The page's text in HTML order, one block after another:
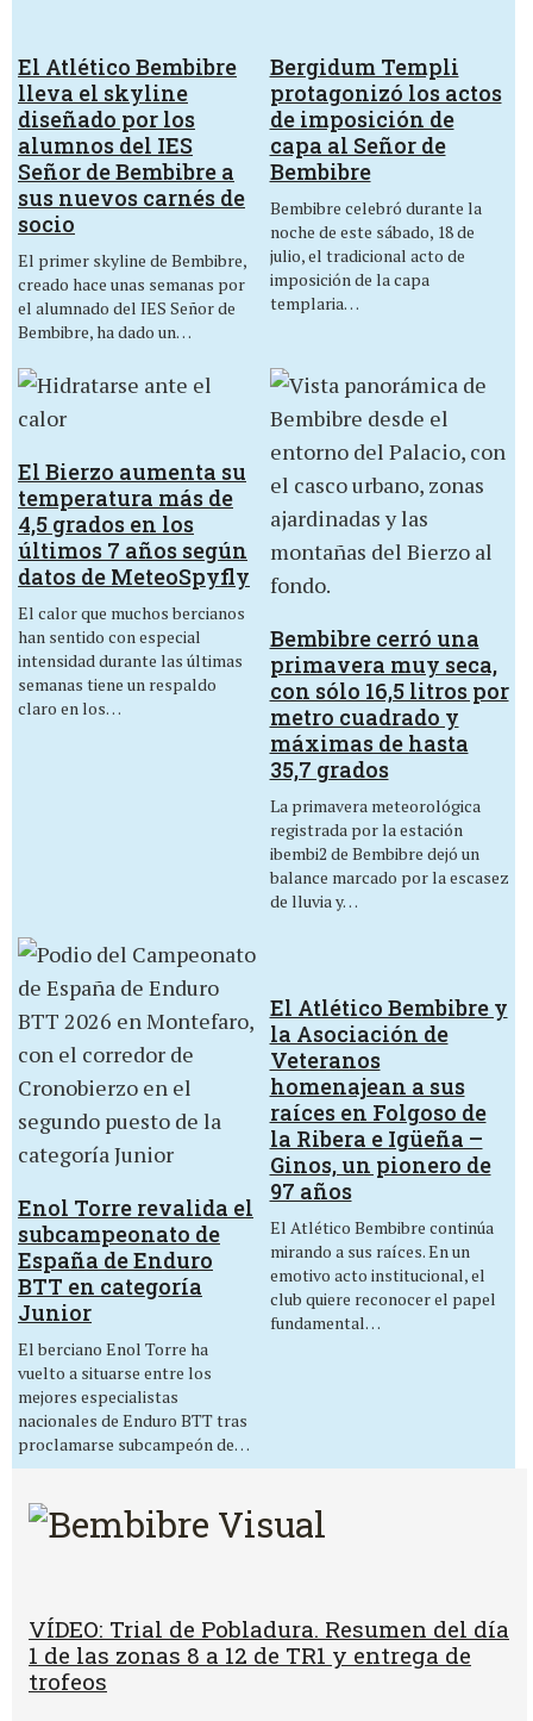
El Atlético Bembibre
lleva el skyline
diseñado por los
alumnos del IES
Señor de Bembibre a
sus nuevos carnés de
socio
El primer skyline de Bembibre,
creado hace unas semanas por
el alumnado del IES Señor de
Bembibre, ha dado un…
Bergidum Templi
protagonizó los actos
de imposición de
capa al Señor de
Bembibre
Bembibre celebró durante la
noche de este sábado, 18 de
julio, el tradicional acto de
imposición de la capa
templaria…
El Bierzo aumenta su
temperatura más de
4,5 grados en los
últimos 7 años según
datos de MeteoSpyfly
El calor que muchos bercianos
han sentido con especial
intensidad durante las últimas
semanas tiene un respaldo
claro en los…
Bembibre cerró una
primavera muy seca,
con sólo 16,5 litros por
metro cuadrado y
máximas de hasta
35,7 grados
La primavera meteorológica
registrada por la estación
ibembi2 de Bembibre dejó un
balance marcado por la escasez
de lluvia y…
Enol Torre revalida el
subcampeonato de
España de Enduro
BTT en categoría
Junior
El berciano Enol Torre ha
vuelto a situarse entre los
mejores especialistas
nacionales de Enduro BTT tras
proclamarse subcampeón de…
El Atlético Bembibre y
la Asociación de
Veteranos
homenajean a sus
raíces en Folgoso de
la Ribera e Igüeña –
Ginos, un pionero de
97 años
El Atlético Bembibre continúa
mirando a sus raíces. En un
emotivo acto institucional, el
club quiere reconocer el papel
fundamental…
VÍDEO: Trial de Pobladura. Resumen del día
1 de las zonas 8 a 12 de TR1 y entrega de
trofeos